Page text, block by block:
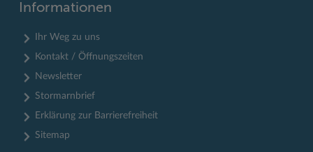
Informationen
Ihr Weg zu uns
Kontakt / Öffnungszeiten
Newsletter
Stormarnbrief
Erklärung zur Barrierefreiheit
Sitemap